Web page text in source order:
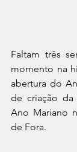
Faltam três
momento na
abertura do
de criação
Ano Mariano
de Fora.